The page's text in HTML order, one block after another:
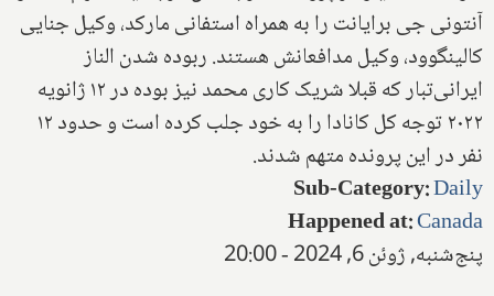
آنتونی جی برایانت را به همراه استفانی مارکد، وکیل جنایی
کالینگوود، وکیل مدافعانش هستند. ربوده شدن الناز
ایرانی‌تبار که قبلا شریک کاری محمد نیز بوده در ۱۲ ژانویه
۲۰۲۲ توجه کل کانادا را به خود جلب کرده است و حدود ۱۲
نفر در این پرونده متهم شدند.
Sub-Category:Daily
Happened at:Canada
پنج‌شنبه, ژوئن 6, 2024 - 20:00